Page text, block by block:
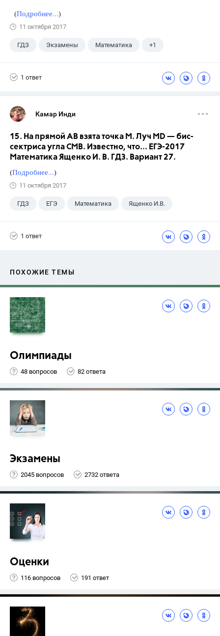
(Подробнее...)
11 октября 2017
ГДЗ Экзамены Математика +1
1 ответ
Камар Инди
15. На прямой АВ взята точка М. Луч MD — бис-
сектриса угла СМВ. Известно, что... ЕГЭ-2017
Математика Ященко И. В. ГДЗ. Вариант 27.
(Подробнее...)
11 октября 2017
ГДЗ ЕГЭ Математика Ященко И.В.
1 ответ
ПОХОЖИЕ ТЕМЫ
Олимпиады
48 вопросов 82 ответа
Экзамены
2045 вопросов 2732 ответа
Оценки
116 вопросов 191 ответ